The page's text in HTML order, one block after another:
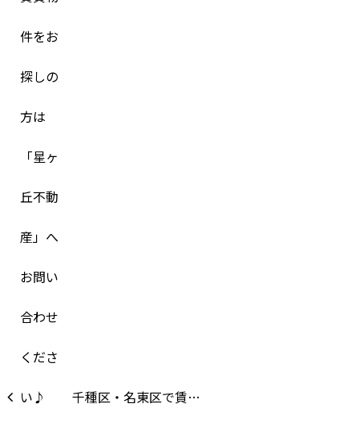
千種区・名東区で賃…